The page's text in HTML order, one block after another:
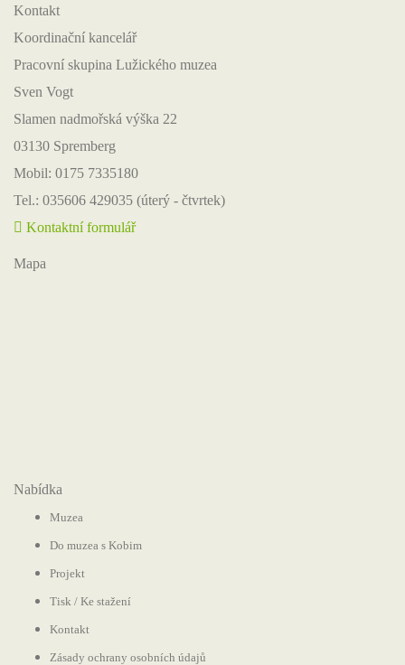
Kontakt
Koordinační kancelář
Pracovní skupina Lužického muzea
Sven Vogt
Slamen nadmořská výška 22
03130 Spremberg
Mobil: 0175 7335180
Tel.: 035606 429035 (úterý - čtvrtek)
Kontaktní formulář
Mapa
Nabídka
Muzea
Do muzea s Kobim
Projekt
Tisk / Ke stažení
Kontakt
Zásady ochrany osobních údajů